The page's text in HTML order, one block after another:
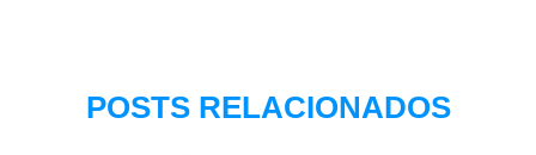
POSTS RELACIONADOS